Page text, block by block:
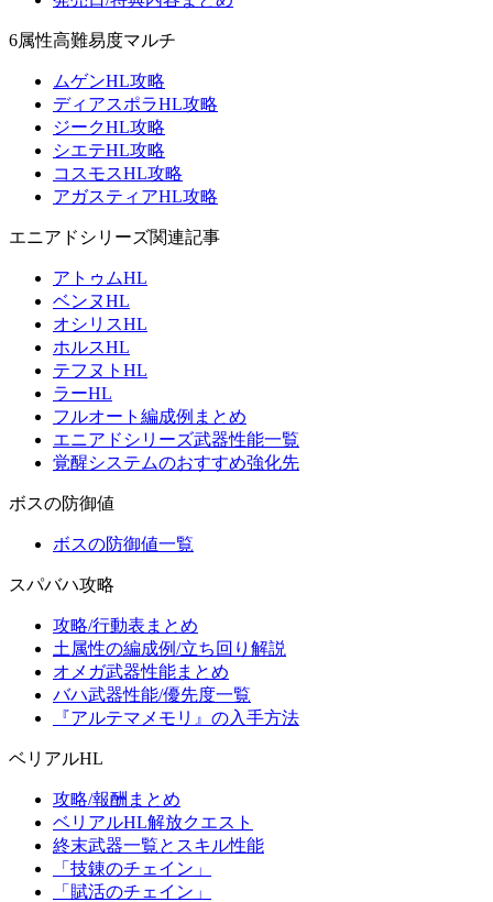
6属性高難易度マルチ
ムゲンHL攻略
ディアスポラHL攻略
ジークHL攻略
シエテHL攻略
コスモスHL攻略
アガスティアHL攻略
エニアドシリーズ関連記事
アトゥムHL
ベンヌHL
オシリスHL
ホルスHL
テフヌトHL
ラーHL
フルオート編成例まとめ
エニアドシリーズ武器性能一覧
覚醒システムのおすすめ強化先
ボスの防御値
ボスの防御値一覧
スパバハ攻略
攻略/行動表まとめ
土属性の編成例/立ち回り解説
オメガ武器性能まとめ
バハ武器性能/優先度一覧
『アルテマメモリ』の入手方法
ベリアルHL
攻略/報酬まとめ
ベリアルHL解放クエスト
終末武器一覧とスキル性能
「技錬のチェイン」
「賦活のチェイン」